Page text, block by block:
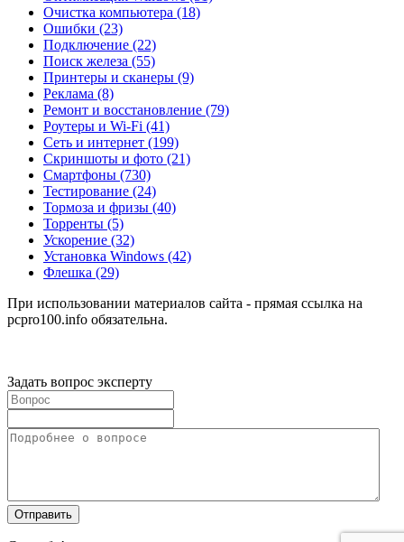
Очистка компьютера (18)
Ошибки (23)
Подключение (22)
Поиск железа (55)
Принтеры и сканеры (9)
Реклама (8)
Ремонт и восстановление (79)
Роутеры и Wi-Fi (41)
Сеть и интернет (199)
Скриншоты и фото (21)
Смартфоны (730)
Тестирование (24)
Тормоза и фризы (40)
Торренты (5)
Ускорение (32)
Установка Windows (42)
Флешка (29)
При использовании материалов сайта - прямая ссылка на
pcpro100.info обязательна.
Задать вопрос эксперту